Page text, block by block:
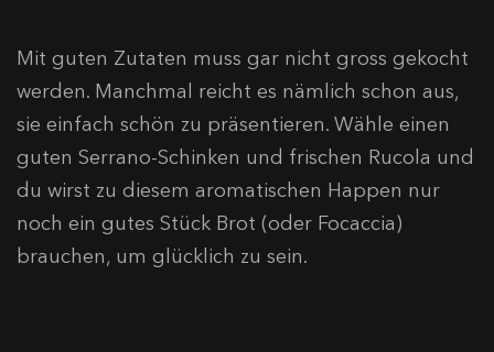
Mit guten Zutaten muss gar nicht gross gekocht
werden. Manchmal reicht es nämlich schon aus,
sie einfach schön zu präsentieren. Wähle einen
guten Serrano-Schinken und frischen Rucola und
du wirst zu diesem aromatischen Happen nur
noch ein gutes Stück Brot (oder Focaccia)
brauchen, um glücklich zu sein.